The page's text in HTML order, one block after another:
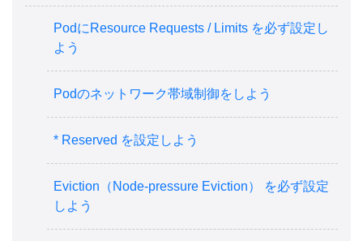
PodにResource Requests / Limits を必ず設定し
よう
Podのネットワーク帯域制御をしよう
* Reserved を設定しよう
Eviction（Node-pressure Eviction） を必ず設定
しよう